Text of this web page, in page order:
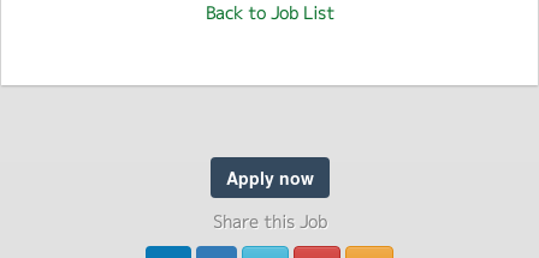
Back to Job List
Apply now
Share this Job